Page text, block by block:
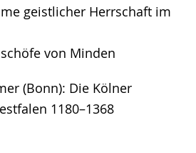
geistlicher Herrschaft im
von Minden
(Bonn): Die Kölner
1180–1368